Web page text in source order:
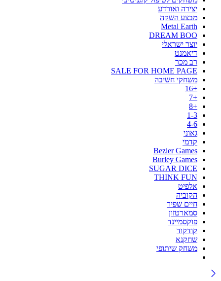
יצירה ואורדע
מבצע השקה
Metal Earth
DREAM BOO
יוצר ישראלי
דיאמנט
רב מכר
SALE FOR HOME PAGE
משחקי חשיבה
+16
+7
+8
1-3
4-6
גאוני
קדמי
Bezier Games
Burley Games
SUGAR DICE
THINK FUN
אלפיט
הקוביה
חיים שפיר
סמארטזון
פוקסמיינד
קודקוד
שחקנא
משחק שיתופי